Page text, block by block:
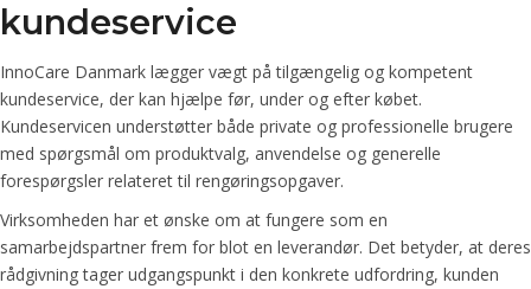
kundeservice
InnoCare Danmark lægger vægt på tilgængelig og kompetent
kundeservice, der kan hjælpe før, under og efter købet.
Kundeservicen understøtter både private og professionelle brugere
med spørgsmål om produktvalg, anvendelse og generelle
forespørgsler relateret til rengøringsopgaver.
Virksomheden har et ønske om at fungere som en
samarbejdspartner frem for blot en leverandør. Det betyder, at deres
rådgivning tager udgangspunkt i den konkrete udfordring, kunden